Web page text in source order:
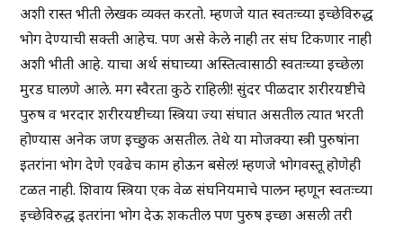
अशी रास्त भीती लेखक व्यक्त करतो. म्हणजे यात स्वतःच्या इच्छेविरुद्ध
भोग देण्याची सक्ती आहेच. पण असे केले नाही तर संघ टिकणार नाही
अशी भीती आहे. याचा अर्थ संघाच्या अस्तित्वासाठी स्वतःच्या इच्छेला
मुरड घालणे आले. मग स्वैरता कुठे राहिली! सुंदर पीळदार शरीरयष्टीचे
पुरुष व भरदार शरीरयष्टीच्या स्त्रिया ज्या संघात असतील त्यात भरती
होण्यास अनेक जण इच्छुक असतील. तेथे या मोजक्या स्त्री पुरुषांना
इतरांना भोग देणे एवढेच काम होऊन बसेल! म्हणजे भोगवस्तू होणेही
टळत नाही. शिवाय स्त्रिया एक वेळ संघनियमाचे पालन म्हणून स्वतःच्या
इच्छेविरुद्ध इतरांना भोग देऊ शकतील पण पुरुष इच्छा असली तरी